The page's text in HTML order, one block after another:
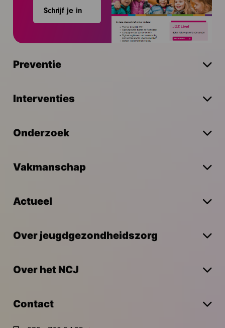
Schrijf je in
Preventie
Interventies
Onderzoek
Vakmanschap
Actueel
Over jeugdgezondheidszorg
Over het NCJ
Contact